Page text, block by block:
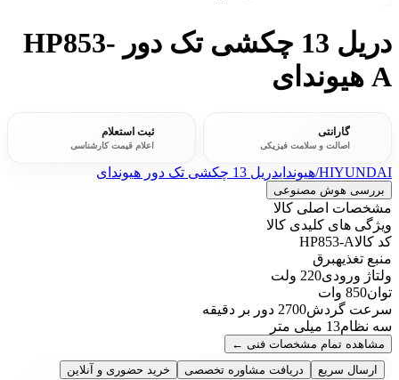
دریل 13 چکشی تک دور HP853-
A هیوندای
گارانتی
اصالت و سلامت فیزیکی
ثبت استعلام
اعلام قیمت کارشناسی
HIYUNDAI/هیوندای دریل 13 چکشی تک دور هیوندای
بررسی هوش مصنوعی
مشخصات اصلی کالا
ویژگی های کلیدی کالا
کد کالاHP853-A
منبع تغذیهبرق
ولتاژ ورودی220 ولت
توان850 وات
سرعت گردش2700 دور بر دقیقه
سه نظام13 میلی متر
مشاهده تمام مشخصات فنی ←
ارسال سریع
دریافت مشاوره تخصصی
خرید حضوری و آنلاین